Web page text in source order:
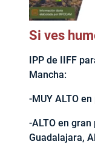
Si ves
IPP de IIFF
Mancha:
-MUY ALTO
-ALTO en gran
Guadalajara,